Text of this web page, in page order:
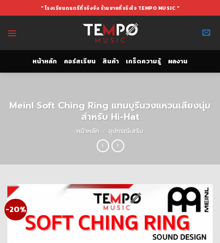
to
" โรงเรียนดนตรีที่จริงจัง ร้านขายที่จริงใจ TEMPO MUSIC "
หน้าหลัก คอร์สเรียน สินค้า เกร็ดความรู้ ผลงาน
Meinl Soft Ching Ring แทมบูรีนวงแหวนเสียงนุ่ม
สำหรับ Hi-Hat
หน้าหลัก / อุปกรณ์เสริม
-20%